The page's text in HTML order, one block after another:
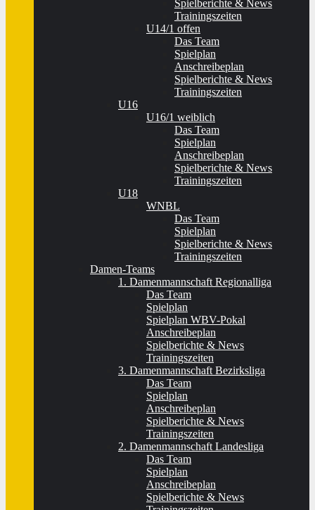
Spielberichte & News
Trainingszeiten
U14/1 offen
Das Team
Spielplan
Anschreibeplan
Spielberichte & News
Trainingszeiten
U16
U16/1 weiblich
Das Team
Spielplan
Anschreibeplan
Spielberichte & News
Trainingszeiten
U18
WNBL
Das Team
Spielplan
Spielberichte & News
Trainingszeiten
Damen-Teams
1. Damenmannschaft Regionalliga
Das Team
Spielplan
Spielplan WBV-Pokal
Anschreibeplan
Spielberichte & News
Trainingszeiten
3. Damenmannschaft Bezirksliga
Das Team
Spielplan
Anschreibeplan
Spielberichte & News
Trainingszeiten
2. Damenmannschaft Landesliga
Das Team
Spielplan
Anschreibeplan
Spielberichte & News